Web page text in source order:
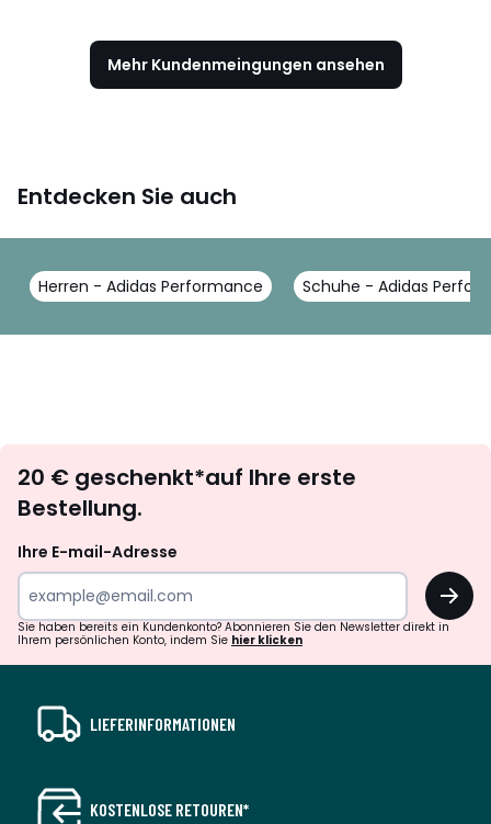
Mehr Kundenmeingungen ansehen
Entdecken Sie auch
Herren - Adidas Performance Schuhe - Adidas
abonnieren
20 € geschenkt*auf Ihre erste
Bestellung.
Ihre E-mail-Adresse
OK
Sie haben bereits ein Kundenkonto? Abonnieren Sie den Newsletter direkt in
Ihrem persönlichen Konto, indem Sie hier klicken
LIEFERINFORMATIONEN
KOSTENLOSE RETOUREN*